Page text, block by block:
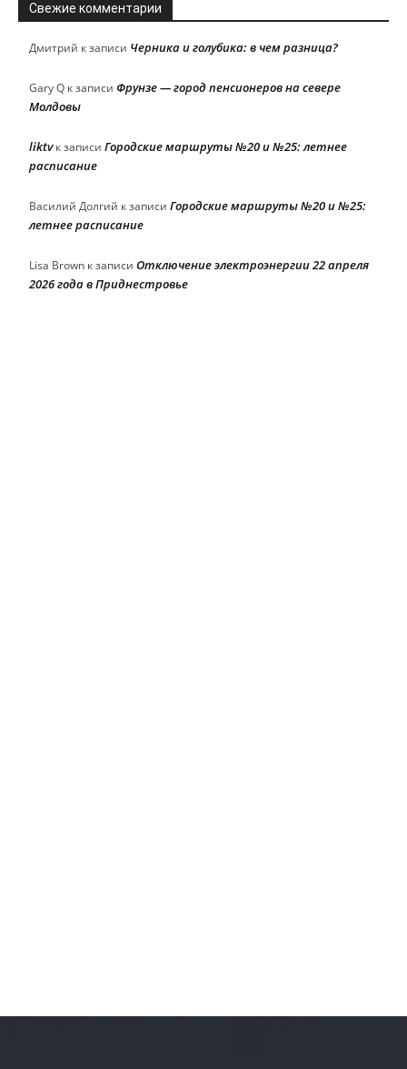
Свежие комментарии
Дмитрий к записи Черника и голубика: в чем разница?
Gary Q к записи Фрунзе — город пенсионеров на севере
Молдовы
liktvк записи Городские маршруты №20 и №25: летнее
расписание
Василий Долгий к записи Городские маршруты №20 и №25:
летнее расписание
Lisa Brown к записи Отключение электроэнергии 22 апреля
2026 года в Приднестровье